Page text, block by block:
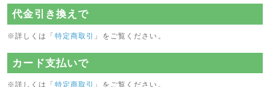
代金引き換えで
※詳しくは「 特定商取引 」をご覧ください。
カード支払いで
※詳しくは「 特定商取引 」をご覧ください。